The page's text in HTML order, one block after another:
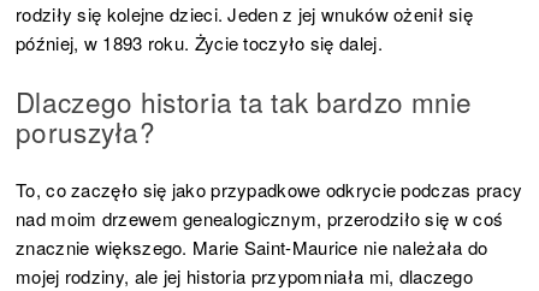
rodziły się kolejne dzieci. Jeden z jej wnuków ożenił się
później, w 1893 roku. Życie toczyło się dalej.
Dlaczego historia ta tak bardzo mnie
poruszyła?
To, co zaczęło się jako przypadkowe odkrycie podczas pracy
nad moim drzewem genealogicznym, przerodziło się w coś
znacznie większego. Marie Saint-Maurice nie należała do
mojej rodziny, ale jej historia przypomniała mi, dlaczego